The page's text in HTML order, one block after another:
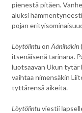
pienestä pitäen.
aluksi
pojan
Löytölintuon Äänihäkin
itsenäisenä tarinana.
luotsaavan Ukun tytär
vaihtaa nimensäkin
tyttärensä aikeita.
Löytölintuviestii